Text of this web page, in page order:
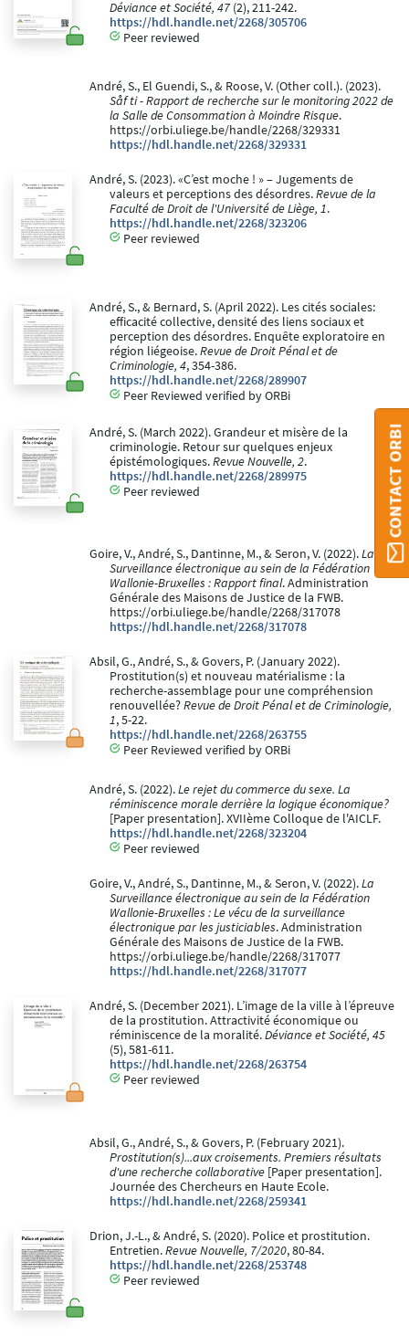
Déviance et Société, 47 (2), 211-242.
https://hdl.handle.net/2268/305706
Peer reviewed
André, S., El Guendi, S., & Roose, V. (Other coll.). (2023).
Såf ti - Rapport de recherche sur le monitoring 2022 de
la Salle de Consommation à Moindre Risque.
https://orbi.uliege.be/handle/2268/329331
https://hdl.handle.net/2268/329331
André, S. (2023). «C’est moche ! » – Jugements de
valeurs et perceptions des désordres.Revue de la
Faculté de Droit de l'Université de Liège, 1.
https://hdl.handle.net/2268/323206
Peer reviewed
André, S., & Bernard, S. (April 2022). Les cités sociales:
efficacité collective, densité des liens sociaux et
perception des désordres. Enquête exploratoire en
région liégeoise.Revue de Droit Pénal et de
Criminologie, 4, 354-386.
https://hdl.handle.net/2268/289907
Peer Reviewed verified by ORBi
André, S. (March 2022). Grandeur et misère de la
criminologie. Retour sur quelques enjeux
épistémologiques.Revue Nouvelle, 2.
https://hdl.handle.net/2268/289975
Peer reviewed
Goire, V., André, S., Dantinne, M., & Seron, V. (2022).La
Surveillance électronique au sein de la Fédération
Wallonie-Bruxelles : Rapport final. Administration
Générale des Maisons de Justice de la FWB.
https://orbi.uliege.be/handle/2268/317078
https://hdl.handle.net/2268/317078
Absil, G., André, S., & Govers, P. (January 2022).
Prostitution(s) et nouveau matérialisme : la
recherche-assemblage pour une compréhension
renouvellée?Revue de Droit Pénal et de Criminologie,
1, 5-22.
https://hdl.handle.net/2268/263755
Peer Reviewed verified by ORBi
André, S. (2022).Le rejet du commerce du sexe. La
réminiscence morale derrière la logique économique?
[Paper presentation]. XVIIème Colloque de l'AICLF.
https://hdl.handle.net/2268/323204
Peer reviewed
Goire, V., André, S., Dantinne, M., & Seron, V. (2022).La
Surveillance électronique au sein de la Fédération
Wallonie-Bruxelles : Le vécu de la surveillance
électronique par les justiciables. Administration
Générale des Maisons de Justice de la FWB.
https://orbi.uliege.be/handle/2268/317077
https://hdl.handle.net/2268/317077
André, S. (December 2021). L’image de la ville à l’épreuve
de la prostitution. Attractivité économique ou
réminiscence de la moralité.Déviance et Société, 45
(5), 581-611.
https://hdl.handle.net/2268/263754
Peer reviewed
Absil, G., André, S., & Govers, P. (February 2021).
Prostitution(s)...aux croisements. Premiers résultats
d'une recherche collaborative [Paper presentation].
Journée des Chercheurs en Haute Ecole.
https://hdl.handle.net/2268/259341
Drion, J.-L., & André, S. (2020). Police et prostitution.
Entretien.Revue Nouvelle, 7/2020, 80-84.
https://hdl.handle.net/2268/253748
Peer reviewed
CONTACT ORBI